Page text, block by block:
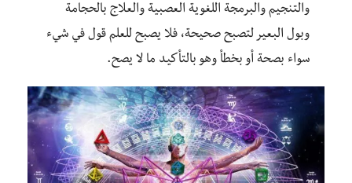
والتنجيم والبرمجة اللغوية العصبية والعلاج بالحجامة
وبول البعير لتصبح صحيحة، فلا يصبح للعلم قول في شيء
سواء بصحة أو بخطأ وهو بالتأكيد ما لا يصح.